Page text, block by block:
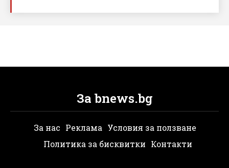
За bnews.bg
За нас Реклама Условия за ползване
Политика за бисквитки Контакти